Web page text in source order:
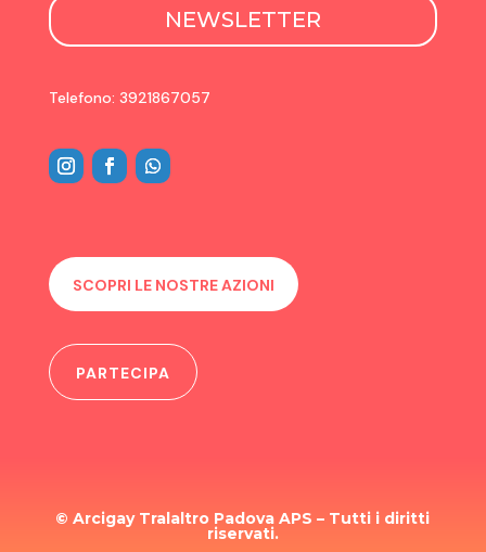
NEWSLETTER
Telefono: 3921867057
SCOPRI LE NOSTRE AZIONI
PARTECIPA
© Arcigay Tralaltro Padova APS – Tutti i diritti
riservati.